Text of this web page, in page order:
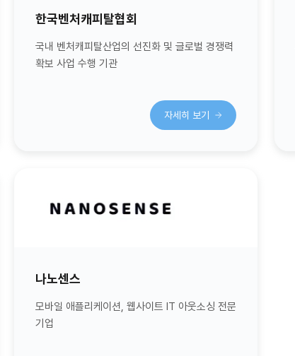
한국벤처캐피탈협회
국내 벤처캐피탈산업의 선진화 및 글로벌 경쟁력
확보 사업 수행 기관
자세히 보기
나노센스
모바일 애플리케이션, 웹사이트 IT 아웃소싱 전문
기업